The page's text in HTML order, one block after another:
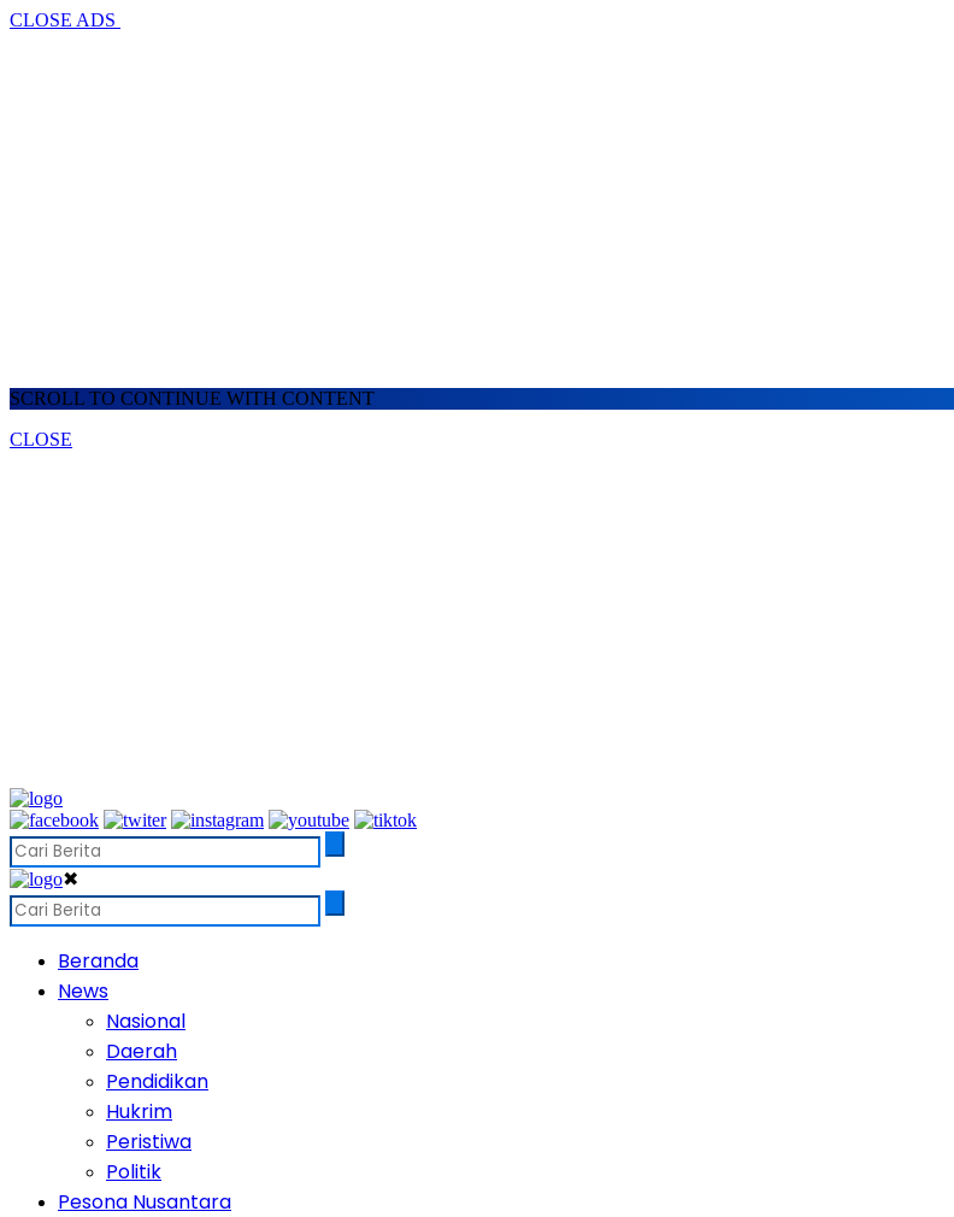
CLOSE ADS
SCROLL TO CONTINUE WITH CONTENT
CLOSE
✖
Beranda
News
Nasional
Daerah
Pendidikan
Hukrim
Peristiwa
Politik
Pesona Nusantara